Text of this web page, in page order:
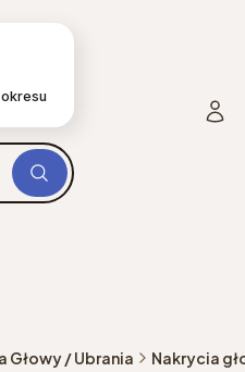
okresu
Szukaj
Głowy / Ubrania Nakrycia